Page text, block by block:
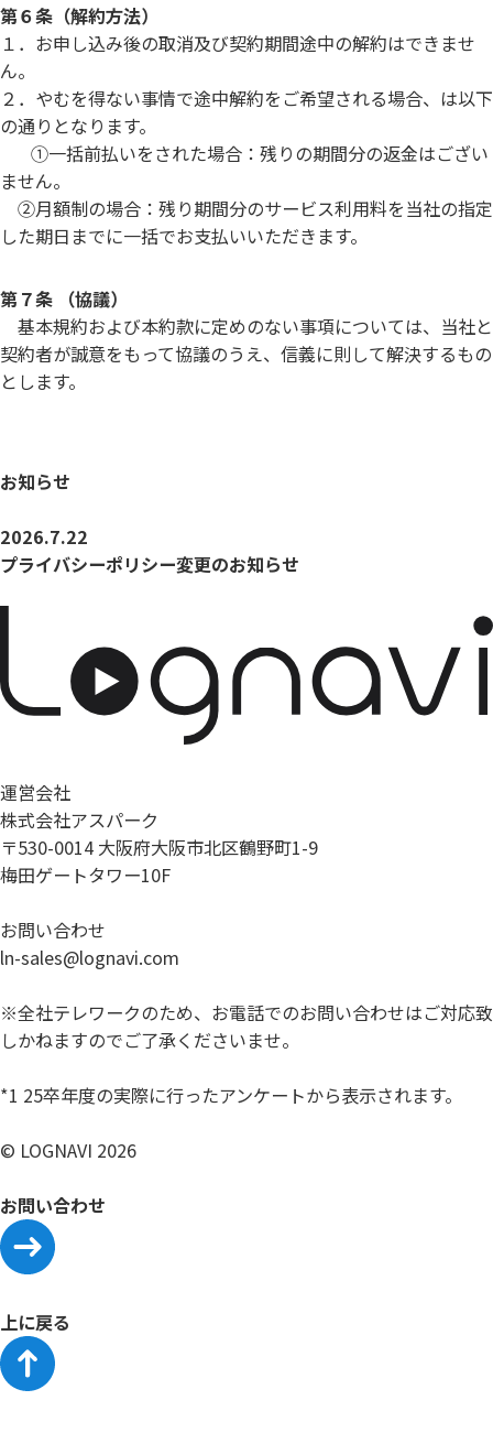
第６条（解約方法）
１．お申し込み後の取消及び契約期間途中の解約はできませ
ん。
２．やむを得ない事情で途中解約をご希望される場合、は以下
の通りとなります。
①一括前払いをされた場合：残りの期間分の返金はござい
ません。
②月額制の場合：残り期間分のサービス利用料を当社の指定
した期日までに一括でお支払いいただきます。
第７条 （協議）
基本規約および本約款に定めのない事項については、当社と
契約者が誠意をもって協議のうえ、信義に則して解決するもの
とします。
お知らせ
2026.7.22
プライバシーポリシー変更のお知らせ
運営会社
株式会社アスパーク
〒530-0014 大阪府大阪市北区鶴野町1-9
梅田ゲートタワー10F
お問い合わせ
ln-sales@lognavi.com
※全社テレワークのため、お電話でのお問い合わせはご対応致
しかねますのでご了承くださいませ。
*1 25卒年度の実際に行ったアンケートから表示されます。
© LOGNAVI 2026
お問い合わせ
上に戻る